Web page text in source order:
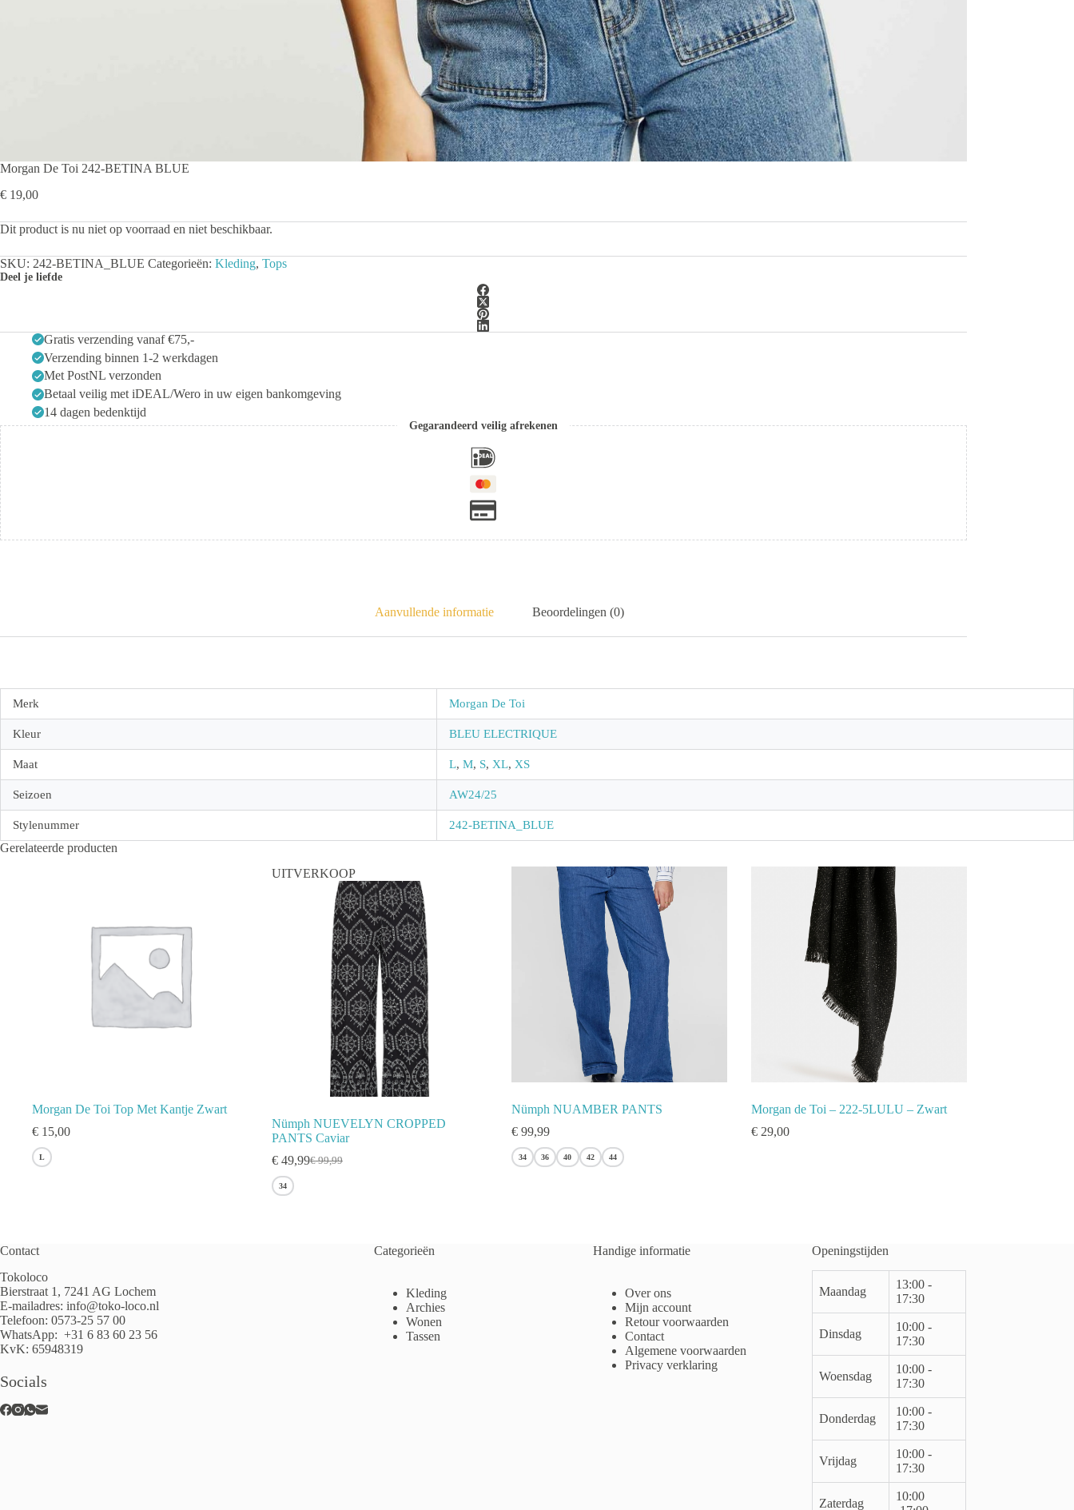
Morgan De Toi 242-BETINA BLUE
€ 19,00
Dit product is nu niet op voorraad en niet beschikbaar.
SKU: 242-BETINA_BLUE Categorieën: Kleding, Tops
Deel je liefde
Gratis verzending vanaf €75,-
Verzending binnen 1-2 werkdagen
Met PostNL verzonden
Betaal veilig met iDEAL/Wero in uw eigen bankomgeving
14 dagen bedenktijd
Gegarandeerd veilig afrekenen
Aanvullende informatie Beoordelingen (0)
Merk Morgan De Toi
Kleur BLEU ELECTRIQUE
Maat L, M, S, XL, XS
Seizoen AW24/25
Stylenummer 242-BETINA_BLUE
Gerelateerde producten
Morgan De Toi Top Met Kantje Zwart
€ 15,00
L
UITVERKOOP
Nümph NUEVELYN CROPPED
PANTS Caviar
€99,99
Oorspronkelijke
€49,99Huidige
34
Nümph NUAMBER PANTS
€99,99
34 36 40 42 44
Morgan de Toi – 222-5LULU – Zwart
€29,00
Contact
Tokoloco
Bierstraat 1, 7241 AG Lochem
E-mailadres: info@toko-loco.nl
Telefoon: 0573-25 57 00
WhatsApp: +31 6 83 60 23 56
KvK: 65948319
Socials
Categorieën
Kleding
Archies
Wonen
Tassen
Handige informatie
Over ons
Mijn account
Retour voorwaarden
Contact
Algemene voorwaarden
Privacy verklaring
Openingstijden
Maandag
13:00 -
17:30
Dinsdag
10:00 -
17:30
Woensdag
10:00 -
17:30
Donderdag
10:00 -
17:30
Vrijdag
10:00 -
17:30
Zaterdag
10:00